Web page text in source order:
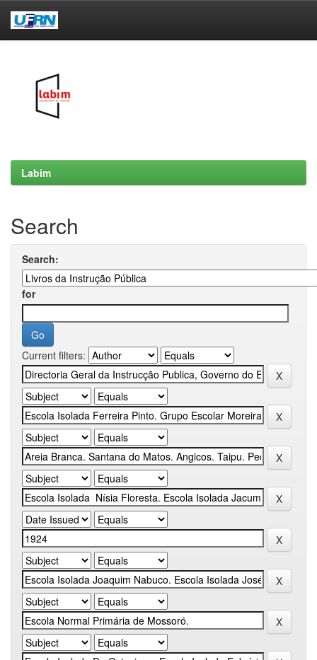
Labim
Search
Search:
for
Current filters: